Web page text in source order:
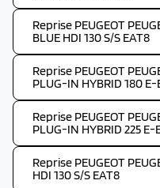
Reprise PEUGEOT
BLUE HDI 130 S/S EAT8
Reprise PEUGEOT
PLUG-IN HYBRID 180 E-
Reprise PEUGEOT
PLUG-IN HYBRID 225 E-
Reprise PEUGEOT
HDI 130 S/S EAT8